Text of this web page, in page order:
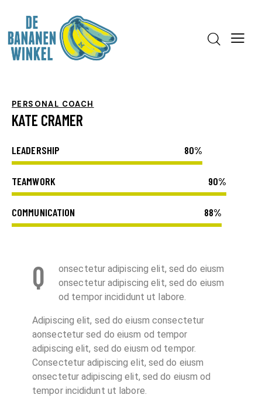
PERSONAL COACH
KATE CRAMER
LEADERSHIP 80%
TEAMWORK 90%
COMMUNICATION 88%
Q
onsectetur adipiscing elit, sed do eiusm
onsectetur adipiscing elit, sed do eiusm
od tempor incididunt ut labore.
Adipiscing elit, sed do eiusm consectetur
aonsectetur sed do eiusm od tempor
adipiscing elit, sed do eiusm od tempor.
Consectetur adipiscing elit, sed do eiusm
onsectetur adipiscing elit, sed do eiusm od
tempor incididunt ut labore.